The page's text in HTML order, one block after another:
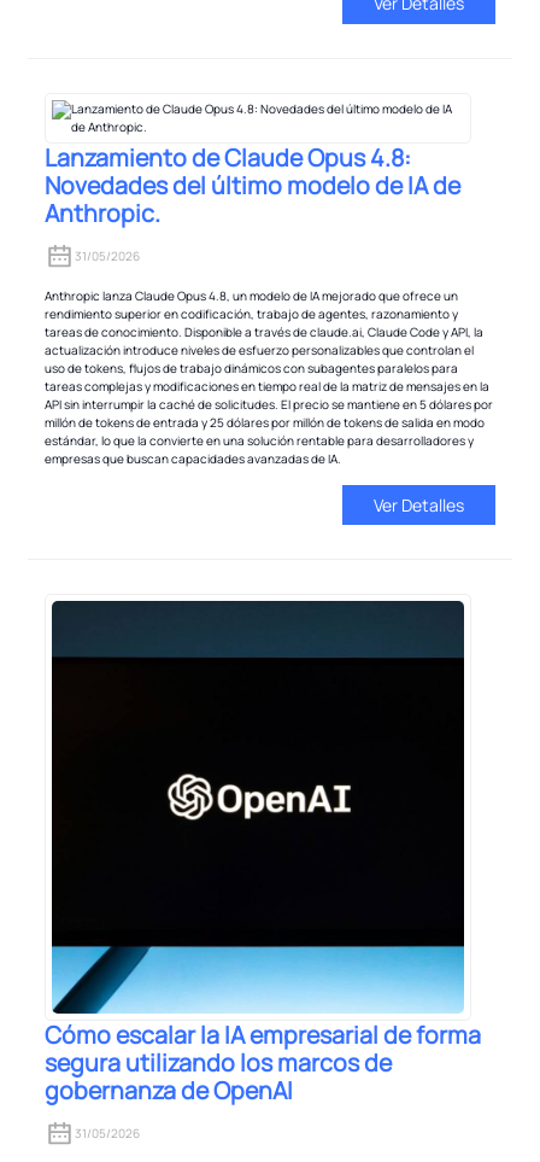
Lanzamiento de Claude Opus 4.8:
Novedades del último modelo de IA de
Anthropic.
31/05/2026
Anthropic lanza Claude Opus 4.8, un modelo de IA mejorado que ofrece un
rendimiento superior en codificación, trabajo de agentes, razonamiento y
tareas de conocimiento. Disponible a través de claude.ai, Claude Code y API, la
actualización introduce niveles de esfuerzo personalizables que controlan el
uso de tokens, flujos de trabajo dinámicos con subagentes paralelos para
tareas complejas y modificaciones en tiempo real de la matriz de mensajes en la
API sin interrumpir la caché de solicitudes. El precio se mantiene en 5 dólares por
millón de tokens de entrada y 25 dólares por millón de tokens de salida en modo
estándar, lo que la convierte en una solución rentable para desarrolladores y
empresas que buscan capacidades avanzadas de IA.
Ver Detalles
Cómo escalar la IA empresarial de forma
segura utilizando los marcos de
gobernanza de OpenAI
31/05/2026